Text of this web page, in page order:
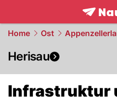
Home Ost
Herisau
Infrastruktur